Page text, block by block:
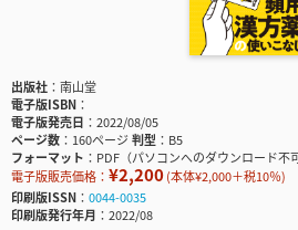
出版社
南山堂
電子版ISBN
電子版発売日
2022/08/05
ページ数
160ページ判型
B5
フォーマット
PDF（パソコンへのダウンロード不可
電子版販売価格： ¥2,200(本体¥2,000＋税10％)
印刷版ISSN
0044-0035
印刷版発行年月
2022/08